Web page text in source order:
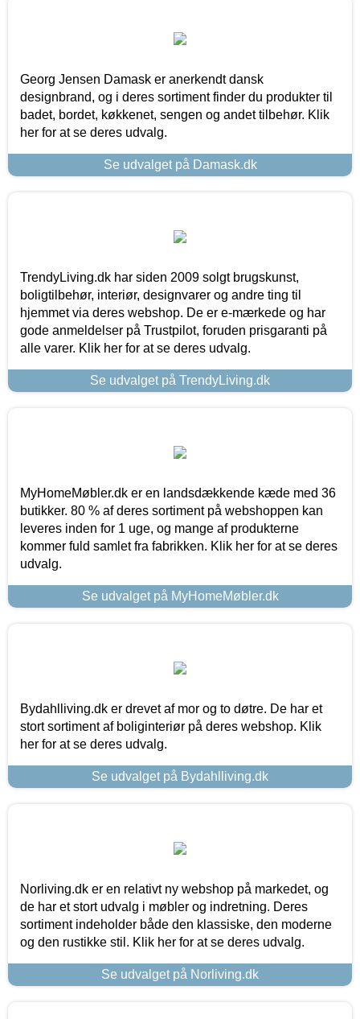
Georg Jensen Damask er anerkendt dansk
designbrand, og i deres sortiment finder du produkter til
badet, bordet, køkkenet, sengen og andet tilbehør. Klik
her for at se deres udvalg.
Se udvalget på Damask.dk
TrendyLiving.dk har siden 2009 solgt brugskunst,
boligtilbehør, interiør, designvarer og andre ting til
hjemmet via deres webshop. De er e-mærkede og har
gode anmeldelser på Trustpilot, foruden prisgaranti på
alle varer. Klik her for at se deres udvalg.
Se udvalget på TrendyLiving.dk
MyHomeMøbler.dk er en landsdækkende kæde med 36
butikker. 80 % af deres sortiment på webshoppen kan
leveres inden for 1 uge, og mange af produkterne
kommer fuld samlet fra fabrikken. Klik her for at se deres
udvalg.
Se udvalget på MyHomeMøbler.dk
Bydahlliving.dk er drevet af mor og to døtre. De har et
stort sortiment af boliginteriør på deres webshop. Klik
her for at se deres udvalg.
Se udvalget på Bydahlliving.dk
Norliving.dk er en relativt ny webshop på markedet, og
de har et stort udvalg i møbler og indretning. Deres
sortiment indeholder både den klassiske, den moderne
og den rustikke stil. Klik her for at se deres udvalg.
Se udvalget på Norliving.dk